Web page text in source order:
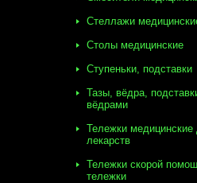
Стеллажи
Столы медицинские
Ступеньки, подставки
Тазы, вёдра,
вёдрами
Тележки медицинские
лекарств
Тележки скорой
тележки